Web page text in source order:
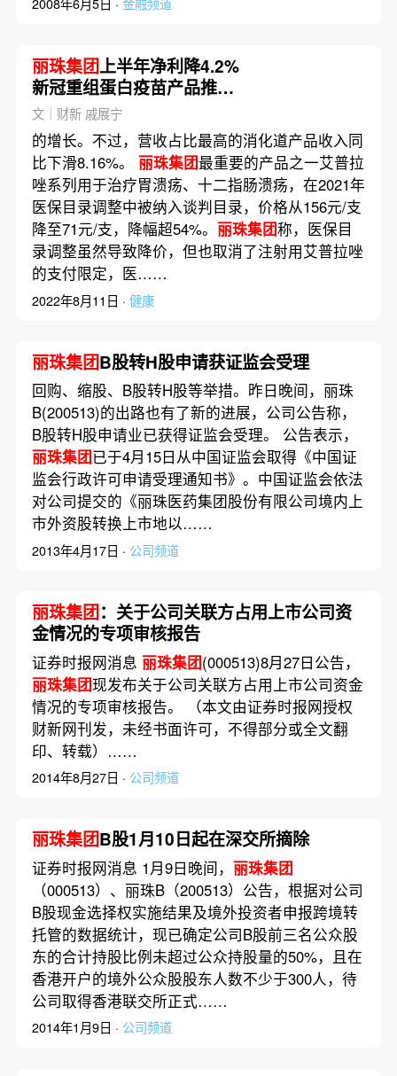
2008年6月5日 · 金融频道
丽珠集团上半年净利降4.2%
新冠重组蛋白疫苗产品推进
申请
文｜财新 戚展宁
的增长。不过，营收占比最高的消化道产品收入同
比下滑8.16%。 丽珠集团最重要的产品之一艾普拉
唑系列用于治疗胃溃疡、十二指肠溃疡，在2021年
医保目录调整中被纳入谈判目录，价格从156元/支
降至71元/支，降幅超54%。 丽珠集团称，医保目
录调整虽然导致降价，但也取消了注射用艾普拉唑
的支付限定，医……
2022年8月11日 · 健康
丽珠集团B股转H股申请获证监会受理
回购、缩股、B股转H股等举措。昨日晚间，丽珠
B(200513)的出路也有了新的进展，公司公告称，
B股转H股申请业已获得证监会受理。 公告表示，
丽珠集团已于4月15日从中国证监会取得《中国证
监会行政许可申请受理通知书》。中国证监会依法
对公司提交的《丽珠医药集团股份有限公司境内上
市外资股转换上市地以……
2013年4月17日 · 公司频道
丽珠集团：关于公司关联方占用上市公司资
金情况的专项审核报告
证券时报网消息 丽珠集团(000513)8月27日公告，
丽珠集团现发布关于公司关联方占用上市公司资金
情况的专项审核报告。 （本文由证券时报网授权
财新网刊发，未经书面许可，不得部分或全文翻
印、转载）……
2014年8月27日 · 公司频道
丽珠集团B股1月10日起在深交所摘除
证券时报网消息 1月9日晚间， 丽珠集团
（000513）、丽珠B（200513）公告，根据对公司
B股现金选择权实施结果及境外投资者申报跨境转
托管的数据统计，现已确定公司B股前三名公众股
东的合计持股比例未超过公众持股量的50%，且在
香港开户的境外公众股股东人数不少于300人，待
公司取得香港联交所正式……
2014年1月9日 · 公司频道